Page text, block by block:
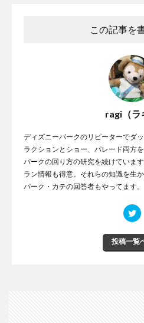
この記事を
ragi（ラ
ディズニーパークのリピーターでダ
ラクションとショー、パレード両方
パークの回り方の研究を続けていま
ラン情報も得意。それらの知識を生
パーク・カテの回答者もやってます。
投稿一覧